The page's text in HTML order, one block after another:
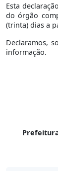
Esta
do órgão
(trinta) dias a
Declaramos,
informação.